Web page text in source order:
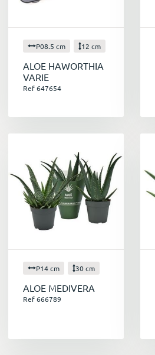
P08.5 cm 12 cm
ALOE HAWORTHIA
VARIE
Ref 647654
P14 cm 30 cm
ALOE MEDIVERA
Ref 666789